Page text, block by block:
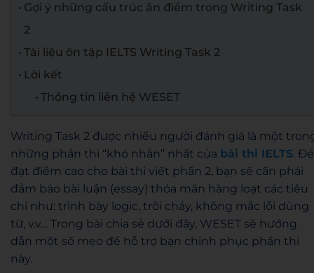
Gợi ý những cấu trúc ăn điểm trong Writing Task
2
Tài liệu ôn tập IELTS Writing Task 2
Lời kết
Thông tin liên hệ WESET
Writing Task 2 được nhiều người đánh giá là một
những phần thi “khó nhằn” nhất của bài thi IELTS. Để
đạt điểm cao cho bài thi viết phần 2, bạn sẽ cần phải
đảm bảo bài luận (essay) thỏa mãn hàng loạt các tiêu
chí như: trình bày logic, trôi chảy, không mắc lỗi dùng
từ, v.v… Trong bài chia sẻ dưới đây, WESET sẽ hướng
dẫn một số mẹo để hỗ trợ bạn chinh phục phần thi
này.